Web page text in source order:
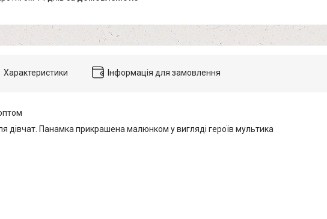
Характеристики Інформація для замовлення
дівчат. Панамка прикрашена малюнком у вигляді героїв мультика